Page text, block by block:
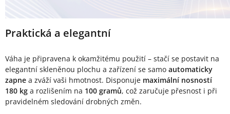
Praktická a elegantní
Váha je připravena k okamžitému použití – stačí se postavit na
elegantní skleněnou plochu a zařízení se samo automaticky
zapne a zváží vaši hmotnost. Disponuje maximální nosností
180 kg a rozlišením na 100 gramů, což zaručuje přesnost i při
pravidelném sledování drobných změn.